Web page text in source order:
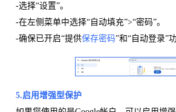
-选择“设置”。
-在左侧菜单中选择“自动填充”>“密码”。
-确保已开启“提供保存密码”和“自动登录”功
5.启用增强型保护